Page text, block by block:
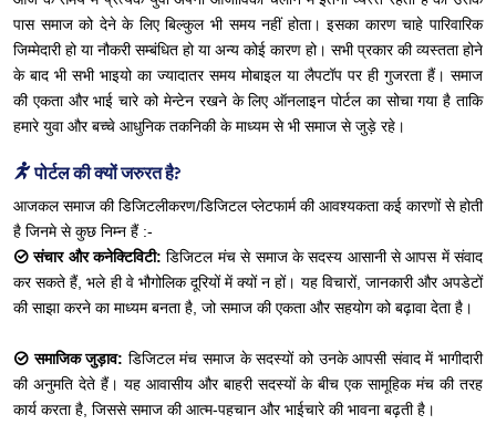
पास समाज को देने के लिए बिल्कुल भी समय नहीं होता। इसका कारण चाहे पारिवारिक
जिम्मेदारी हो या नौकरी सम्बंधित हो या अन्य कोई कारण हो। सभी प्रकार की व्यस्तता होने
के बाद भी सभी भाइयो का ज्यादातर समय मोबाइल या लैपटॉप पर ही गुजरता हैं। समाज
की एकता और भाई चारे को मेन्टेन रखने के लिए ऑनलाइन पोर्टल का सोचा गया है ताकि
हमारे युवा और बच्चे आधुनिक तकनिकी के माध्यम से भी समाज से जुड़े रहे।
पोर्टल की क्यों जरुरत है?
आजकल समाज की डिजिटलीकरण/डिजिटल प्लेटफार्म की आवश्यकता कई कारणों से होती
है जिनमे से कुछ निम्न हैं :-
संचार और कनेक्टिविटी: डिजिटल मंच से समाज के सदस्य आसानी से आपस में संवाद
कर सकते हैं, भले ही वे भौगोलिक दूरियों में क्यों न हों। यह विचारों, जानकारी और अपडेटों
की साझा करने का माध्यम बनता है, जो समाज की एकता और सहयोग को बढ़ावा देता है।
समाजिक जुड़ाव: डिजिटल मंच समाज के सदस्यों को उनके आपसी संवाद में भागीदारी
की अनुमति देते हैं। यह आवासीय और बाहरी सदस्यों के बीच एक सामूहिक मंच की तरह
कार्य करता है, जिससे समाज की आत्म-पहचान और भाईचारे की भावना बढ़ती है।